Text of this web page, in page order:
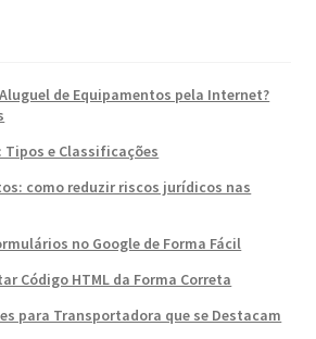
de Equipamentos pela Internet?
Tipos e Classificações
como reduzir riscos jurídicos nas
no Google de Forma Fácil
Código HTML da Forma Correta
para Transportadora que se Destacam